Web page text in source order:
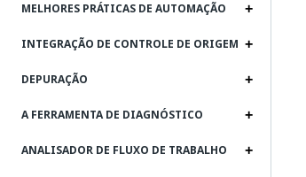
MELHORES PRÁTICAS DE AUTOMAÇÃO
INTEGRAÇÃO DE CONTROLE DE ORIGEM
DEPURAÇÃO
A FERRAMENTA DE DIAGNÓSTICO
ANALISADOR DE FLUXO DE TRABALHO